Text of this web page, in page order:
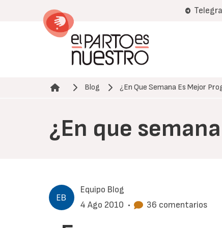
Ruta de navegación
Blog ¿En Que Semana Es Mejor
¿En que
Equipo Blog
4 Ago 2010 • 36 comentarios